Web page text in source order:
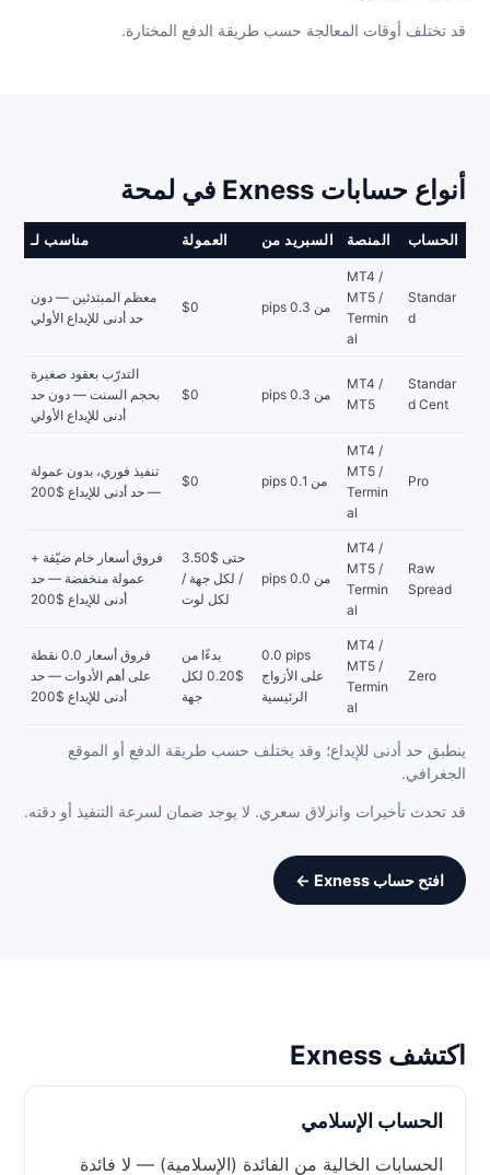
قد تختلف أوقات المعالجة حسب طريقة الدفع المختارة.
أنواع حسابات Exness في لمحة
الحساب المنصة السبريد من العمولة مناسب لـ
Standar
d
MT4 /
MT5 /
Termin
al
من 0.3 pips $0
معظم المبتدئين — دون
حد أدنى للإيداع الأولي
Standar
d Cent
MT4 /
MT5
من 0.3 pips $0
التدرّب بعقود صغيرة
بحجم السنت — دون حد
أدنى للإيداع الأولي
Pro
MT4 /
MT5 /
Termin
al
من 0.1 pips $0
تنفيذ فوري، بدون عمولة
— حد أدنى للإيداع $200
Raw
Spread
MT4 /
MT5 /
Termin
al
من 0.0 pips
حتى $3.50
/ لكل جهة /
لكل لوت
فروق أسعار خام ضيّقة +
عمولة منخفضة — حد
أدنى للإيداع $200
Zero
MT4 /
MT5 /
Termin
al
0.0 pips
على الأزواج
الرئيسية
بدءًا من
$0.20 لكل
جهة
فروق أسعار 0.0 نقطة
على أهم الأدوات — حد
أدنى للإيداع $200
ينطبق حد أدنى للإيداع؛ وقد يختلف حسب طريقة الدفع أو الموقع
الجغرافي.
قد تحدث تأخيرات وانزلاق سعري. لا يوجد ضمان لسرعة التنفيذ أو دقته.
افتح حساب Exness ←
اكتشف Exness
الحساب الإسلامي
الحسابات الخالية من الفائدة (الإسلامية) — لا فائدة